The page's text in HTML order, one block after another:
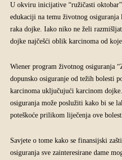
U okviru inicijative “ružičasti
edukaciji na temu životnog
raka dojke. Iako niko ne želi
dojke najčešći oblik karcinoma od
Wiener program životnog osiguranja
dopunsko osiguranje od težih bolesti
karcinoma uključujući karcinom
osiguranja može poslužiti kako bi se
poteškoće prilikom liječenja ove
Savjete o tome kako se finansijski
osiguranja sve zainteresirane dame